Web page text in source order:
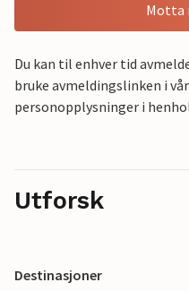
Motta
Du kan til enhver tid
bruke avmeldingslinken i
personopplysninger i
Utforsk
Destinasjoner